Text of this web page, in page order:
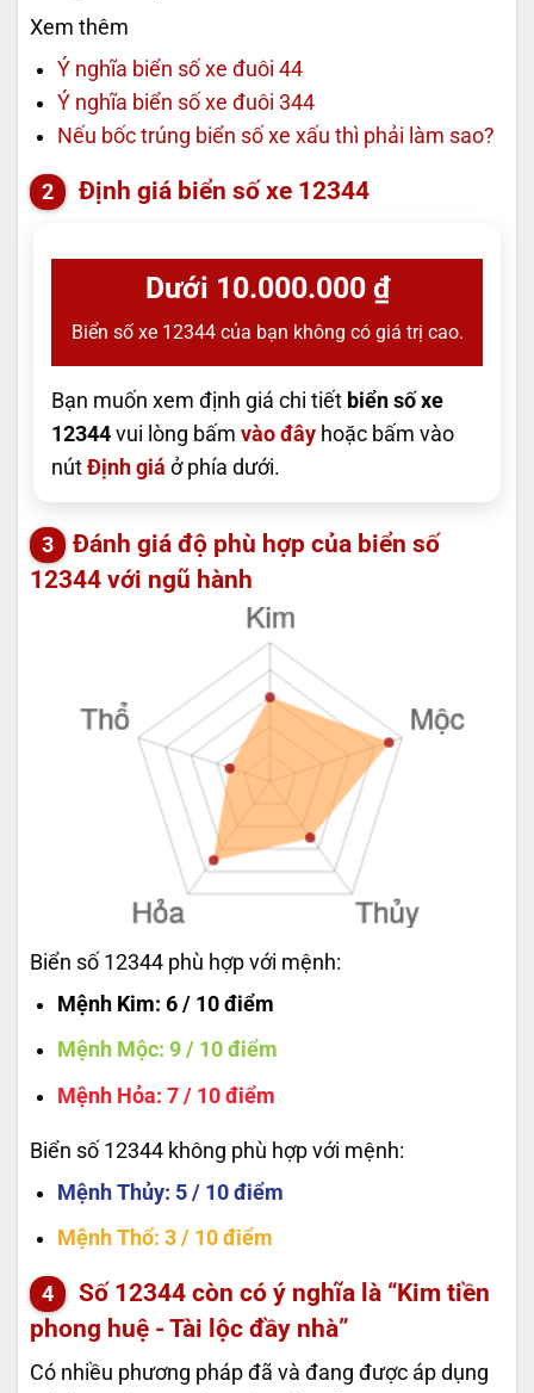
Xem thêm
Ý nghĩa biển số xe đuôi 44
Ý nghĩa biển số xe đuôi 344
Nếu bốc trúng biển số xe xấu thì phải làm sao?
Định giá biển số xe 12344
Dưới 10.000.000 ₫
Biển số xe 12344 của bạn không có giá trị cao.
Bạn muốn xem định giá chi tiết biển số xe
12344 vui lòng bấm vào đây hoặc bấm vào
nút Định giá ở phía dưới.
Đánh giá độ phù hợp của biển số
12344 với ngũ hành
Biển số 12344 phù hợp với mệnh:
Mệnh Kim: 6 / 10 điểm
Mệnh Mộc: 9 / 10 điểm
Mệnh Hỏa: 7 / 10 điểm
Biển số 12344 không phù hợp với mệnh:
Mệnh Thủy: 5 / 10 điểm
Mệnh Thổ: 3 / 10 điểm
Số 12344 còn có ý nghĩa là “Kim tiền
phong huệ - Tài lộc đầy nhà”
Có nhiều phương pháp đã và đang được áp dụng